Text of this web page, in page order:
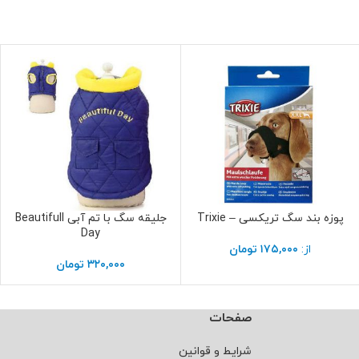
انتخاب گزینه ها
پوزه بند سگ تریکسی – Trixie
از: ۱۷۵,۰۰۰ تومان
انتخاب گزینه ها
جلیقه سگ با تم آبی Beautifull
Day
۳۲۰,۰۰۰ تومان
صفحات
شرایط و قوانین